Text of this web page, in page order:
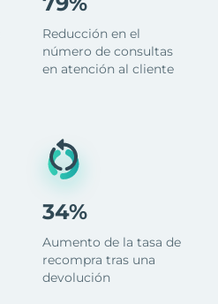
Reducción en el
número de consultas
en atención al cliente
34%
Aumento de la tasa de
recompra tras una
devolución